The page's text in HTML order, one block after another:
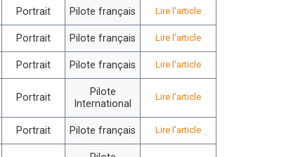
Portrait Pilote français Lire l'article
Portrait Pilote français Lire l'article
Portrait Pilote français Lire l'article
Portrait
Pilote
International
Lire l'article
Portrait Pilote français Lire l'article